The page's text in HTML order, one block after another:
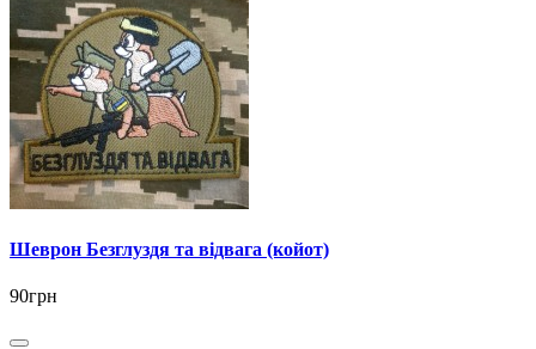
Шеврон Безглуздя та відвага (койот)
90грн